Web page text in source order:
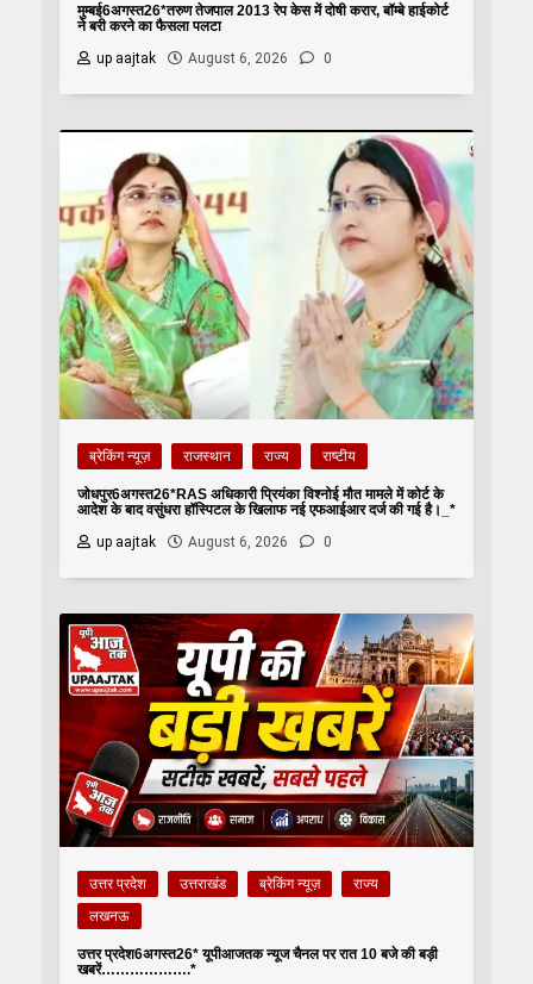
मुम्बई6अगस्त26*तरुण तेजपाल 2013 रेप केस में दोषी करार, बॉम्बे हाईकोर्ट
ने बरी करने का फैसला पलटा
up aajtak
August 6, 2026 0
ब्रेकिंग न्यूज़ राजस्थान राज्य राष्टीय
जोधपुर6अगस्त26*RAS अधिकारी प्रियंका विश्नोई मौत मामले में कोर्ट के
आदेश के बाद वसुंधरा हॉस्पिटल के खिलाफ नई एफआईआर दर्ज की गई है।_*
up aajtak
August 6, 2026 0
उत्तर प्रदेश उत्तराखंड ब्रेकिंग न्यूज़
राज्य
लखनऊ
उत्तर प्रदेश6अगस्त26* यूपीआजतक न्यूज चैनल पर रात 10 बजे की बड़ी
खबरें……………….*